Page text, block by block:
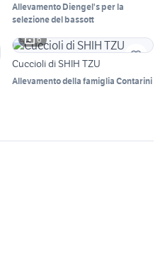
Allevamento Diengel's per la
selezione del bassott
6
Cuccioli di SHIH TZU
Allevamento della famiglia Contarini